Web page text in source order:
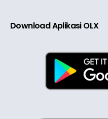
Download Aplikasi OLX